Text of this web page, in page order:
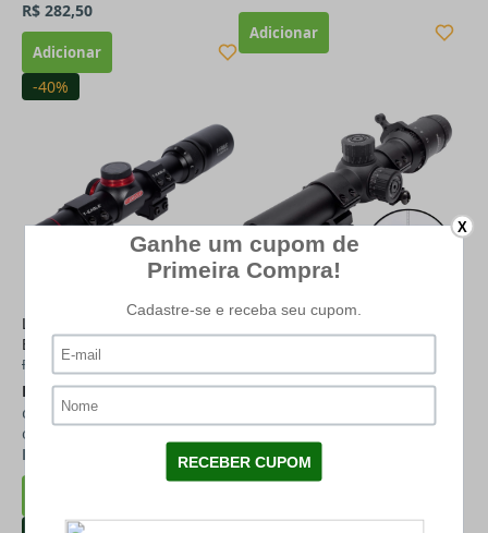
R$ 282,50
-40%
Luneta SR 1.5-5x20 WA T-
Eagle LPVO Short Dot
R$ 1.299,00
R$ 693,31à vista (11% de
desconto)
ou R$ 779,00em até12xde
R$ 64,92
Luneta 1-7x24 Artemis SFP
Edgeless 22mm
R$ 1.156,11à vista (11% de
desconto)
Sem estoque
X